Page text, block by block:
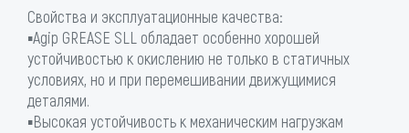
Свойства и эксплуатационные качества:
▪Agip GREASE SLL обладает особенно хорошей
устойчивостью к окислению не только в статичных
условиях, но и при перемешивании движущимися
деталями.
▪Высокая устойчивость к механическим нагрузкам